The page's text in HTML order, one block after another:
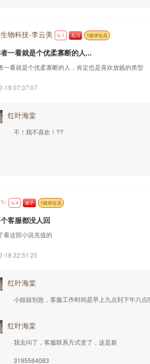
物科技-李云美 lv.1 见习 1级评论员
一看就是个优柔寡断的人...
一看就是个优柔寡断的人，肯定也是喜欢放贱的类型
19 07:37:07
红叶海棠
不！我不喜欢！??
lv.4 弟子 1级评论员
客服都没人回
看这部小说充值的
18 22:51:25
红叶海棠
小姐姐别急，客服工作时间是早上九点到下午六点
红叶海棠
我去问了，客服联系方式变了，这是新
3195564083